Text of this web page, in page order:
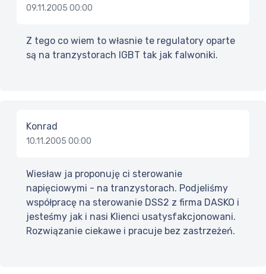
09.11.2005 00:00
Z tego co wiem to własnie te regulatory oparte
są na tranzystorach IGBT tak jak falwoniki.
Konrad
10.11.2005 00:00
Wiesław ja proponuję ci sterowanie
napięciowymi - na tranzystorach. Podjeliśmy
współpracę na sterowanie DSS2 z firma DASKO i
jesteśmy jak i nasi Klienci usatysfakcjonowani.
Rozwiązanie ciekawe i pracuje bez zastrzeżeń.